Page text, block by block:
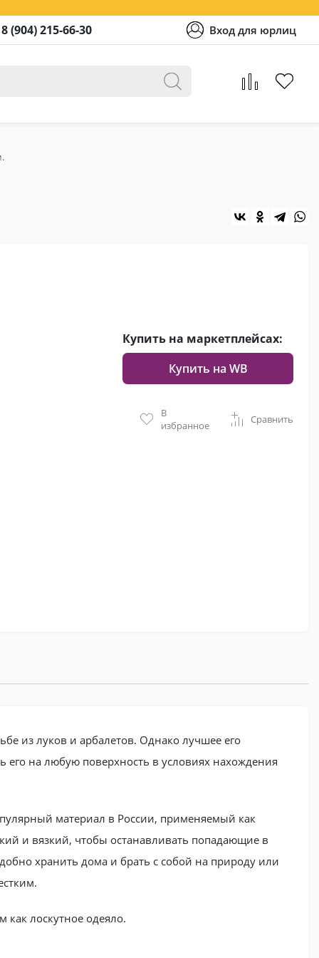
8 (904) 215-66-30 Вход для юрлиц
Купить на маркетплейсах:
Купить на WB
В
избранное
Сравнить
из луков и арбалетов. Однако лучшее его
его на любую поверхность в условиях нахождения
материал в России, применяемый как
и вязкий, чтобы останавливать попадающие в
хранить дома и брать с собой на природу или
лоскутное одеяло.